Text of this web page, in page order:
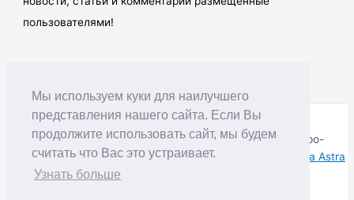
Мы используем куки для наилучшего
представления нашего сайта. Если Вы
продолжите использовать сайт, мы будем
считать что Вас это устраивает.
Узнать больше
пользователями!
Copyright © RUDNIK.MOBI 28.06.2008 - 2026 | Северо-
Енисейский округ Красноярского края | Powered by
Тема Astra